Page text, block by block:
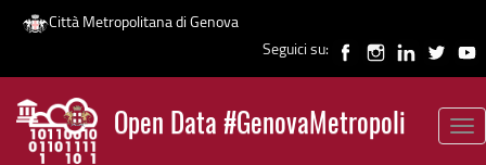
Salta
contenuto
principale
Città Metropolitana di Genova
Seguici su:
Open Data #GenovaMetropoli
News